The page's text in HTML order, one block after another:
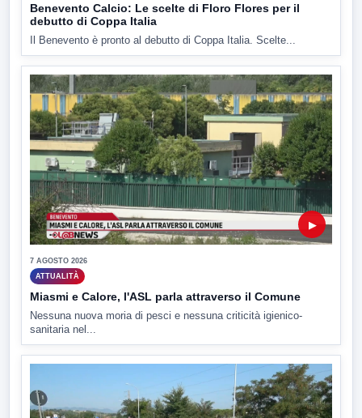
Benevento Calcio: Le scelte di Floro Flores per il
debutto di Coppa Italia
Il Benevento è pronto al debutto di Coppa Italia. Scelte...
▶
7 AGOSTO 2026
ATTUALITÀ
Miasmi e Calore, l'ASL parla attraverso il Comune
Nessuna nuova moria di pesci e nessuna criticità igienico-
sanitaria nel...